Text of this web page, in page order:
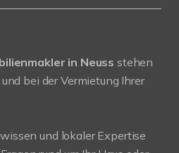
in Neuss stehen
bei der Vermietung Ihrer
und lokaler Expertise